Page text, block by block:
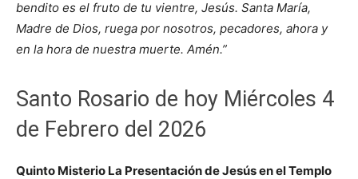
bendito es el fruto de tu vientre, Jesús. Santa María,
Madre de Dios, ruega por nosotros, pecadores, ahora y
en la hora de nuestra muerte. Amén.”
Santo Rosario de hoy Miércoles 4
de Febrero del 2026
Quinto Misterio La Presentación de Jesús en el Templo